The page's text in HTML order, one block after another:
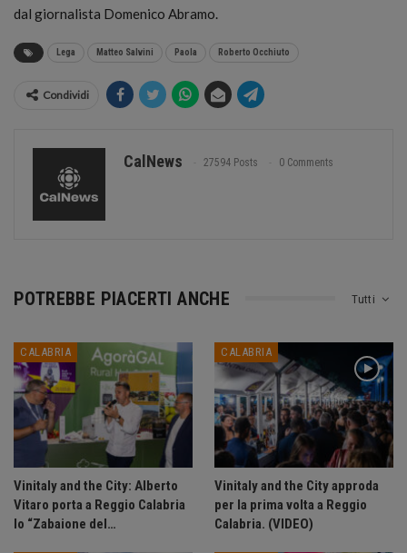
dal giornalista Domenico Abramo.
Lega Matteo Salvini Paola Roberto Occhiuto
Condividi
CalNews 27594 Posts 0 Comments
Tutti
POTREBBE PIACERTI ANCHE
CALABRIA
Vinitaly and the City: Alberto
Vitaro porta a Reggio Calabria
lo “Zabaione del…
CALABRIA
Vinitaly and the City approda
per la prima volta a Reggio
Calabria. (VIDEO)